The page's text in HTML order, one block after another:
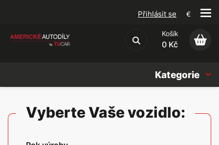
Obchodní podmínky
Přihlásit se €
Košík
0 Kč
Kategorie
Vyberte Vaše vozidlo: